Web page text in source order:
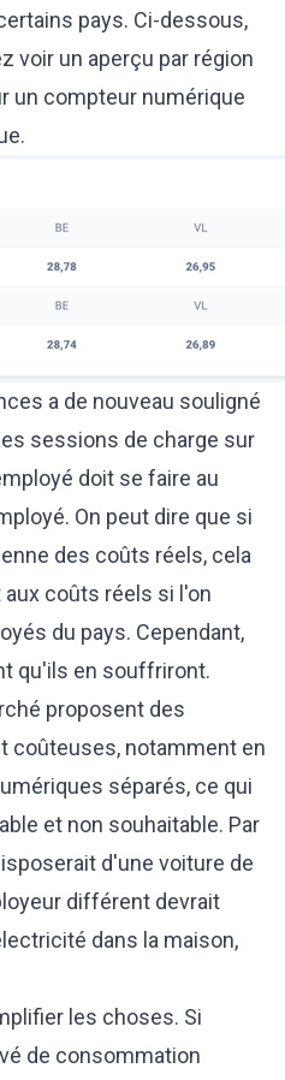
pays. Ci-dessous,
voir un aperçu par région
un compteur numérique
a de nouveau souligné
sessions de charge sur
doit se faire au
On peut dire que si
des coûts réels, cela
coûts réels si l'on
du pays. Cependant,
qu'ils en souffriront.
proposent des
coûteuses, notamment en
séparés, ce qui
et non souhaitable. Par
d'une voiture de
différent devrait
dans la maison,
les choses. Si
de consommation